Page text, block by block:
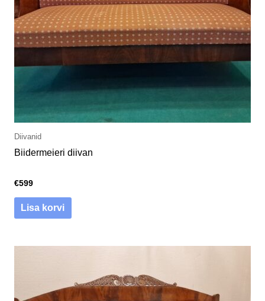
Diivanid
Biidermeieri diivan
€599
Lisa korvi